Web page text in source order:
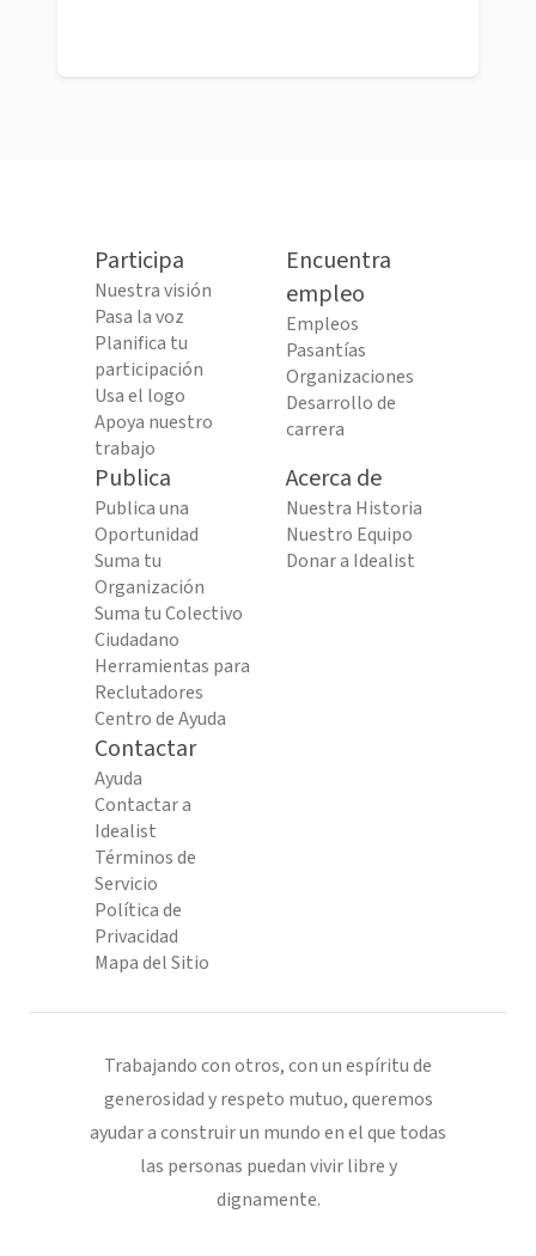
Participa
Nuestra visión
Pasa la voz
Planifica tu
participación
Usa el logo
Apoya nuestro
trabajo
Encuentra
empleo
Empleos
Pasantías
Organizaciones
Desarrollo de
carrera
Publica
Publica una
Oportunidad
Suma tu
Organización
Suma tu Colectivo
Ciudadano
Herramientas para
Reclutadores
Centro de Ayuda
Acerca de
Nuestra Historia
Nuestro Equipo
Donar a Idealist
Contactar
Ayuda
Contactar a
Idealist
Términos de
Servicio
Política de
Privacidad
Mapa del Sitio
Trabajando con otros, con un espíritu de
generosidad y respeto mutuo, queremos
ayudar a construir un mundo en el que todas
las personas puedan vivir libre y
dignamente.